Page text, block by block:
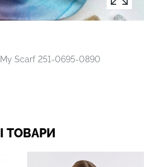
My Scarf 251-0695-0890
ТОВАРИ